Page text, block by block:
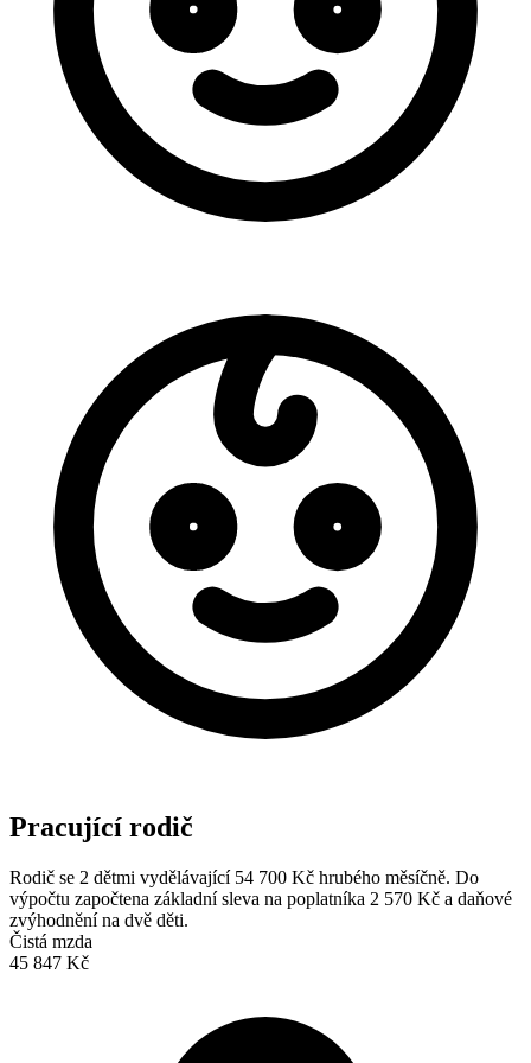
Pracující rodič
Rodič se 2 dětmi vydělávající 54 700 Kč hrubého měsíčně. Do
výpočtu započtena základní sleva na poplatníka 2 570 Kč a daňové
zvýhodnění na dvě děti.
Čistá mzda
45 847 Kč